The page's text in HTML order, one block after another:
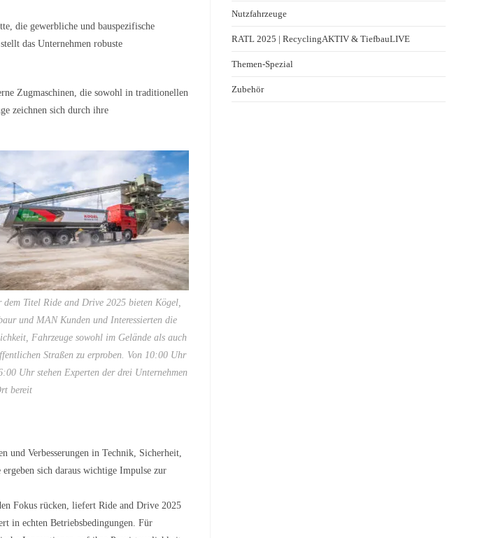
die gewerbliche und bauspezifische
das Unternehmen robuste
Zugmaschinen, die sowohl in traditionellen
zeichnen sich durch ihre
dem Titel Ride and Drive 2025 bieten Kögel,
und MAN Kunden und Interessierten die
Fahrzeuge sowohl im Gelände als auch
Straßen zu erproben. Von 10:00 Uhr
Uhr stehen Experten der drei Unternehmen
bereit
und Verbesserungen in Technik, Sicherheit,
sich daraus wichtige Impulse zur
Fokus rücken, liefert Ride and Drive 2025
in echten Betriebsbedingungen. Für
Nutzfahrzeuge
RATL 2025 | RecyclingAKTIV & TiefbauLIVE
Themen-Spezial
Zubehör